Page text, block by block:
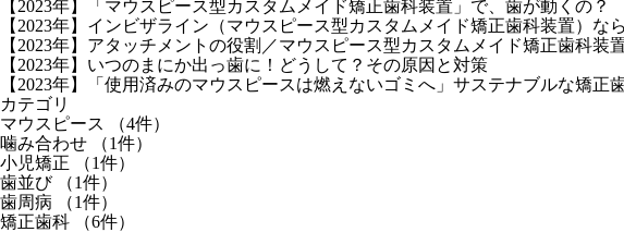
【2023年】「マウスピース型カスタムメイド矯正歯科装置」で、歯が動くの？
【2023年】インビザライン（マウスピース型カスタムメイド矯正歯科装置）な
【2023年】アタッチメントの役割／マウスピース型カスタムメイド矯正歯科装
【2023年】いつのまにか出っ歯に！どうして？その原因と対策
【2023年】「使用済みのマウスピースは燃えないゴミへ」サステナブルな矯正
カテゴリ
マウスピース
（4件）
噛み合わせ
（1件）
小児矯正
（1件）
歯並び
（1件）
歯周病
（1件）
矯正歯科
（6件）